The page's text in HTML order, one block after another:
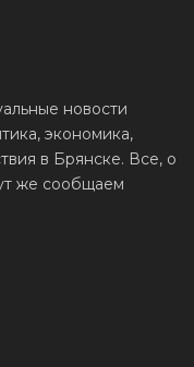
новости
экономика,
в Брянске. Все, о
же сообщаем